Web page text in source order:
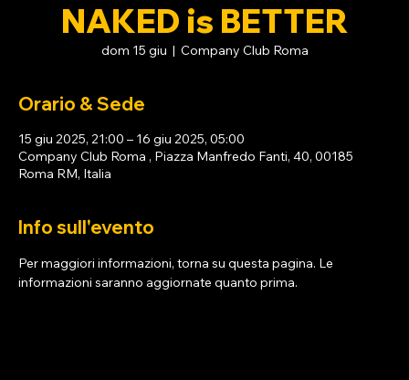
NAKED is BETTER
dom 15 giu
  |
Company Club Roma
Orario & Sede
15 giu 2025, 21:00 – 16 giu 2025, 05:00
Company Club Roma , Piazza Manfredo Fanti, 40, 00185
Roma RM, Italia
Info sull'evento
Per maggiori informazioni, torna su questa pagina. Le
informazioni saranno aggiornate quanto prima.